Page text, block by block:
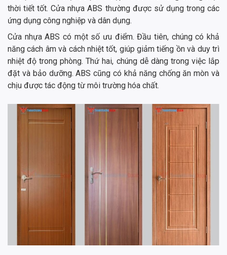
thời tiết tốt. Cửa nhựa ABS thường được sử dụng trong các
ứng dụng công nghiệp và dân dụng.
Cửa nhựa ABS có một số ưu điểm. Đầu tiên, chúng có khả
năng cách âm và cách nhiệt tốt, giúp giảm tiếng ồn và duy trì
nhiệt độ trong phòng. Thứ hai, chúng dễ dàng trong việc lắp
đặt và bảo dưỡng. ABS cũng có khả năng chống ăn mòn và
chịu được tác động từ môi trường hóa chất.